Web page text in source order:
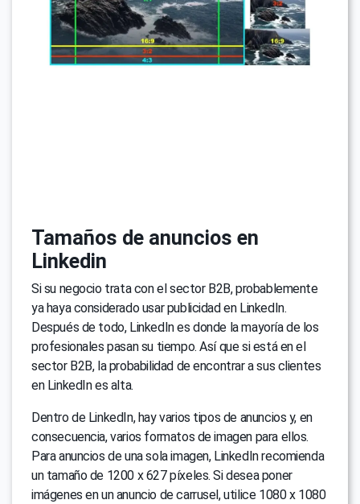
Tamaños de anuncios en
Linkedin
Si su negocio trata con el sector B2B, probablemente
ya haya considerado usar publicidad en LinkedIn.
Después de todo, LinkedIn es donde la mayoría de los
profesionales pasan su tiempo. Así que si está en el
sector B2B, la probabilidad de encontrar a sus clientes
en LinkedIn es alta.
Dentro de LinkedIn, hay varios tipos de anuncios y, en
consecuencia, varios formatos de imagen para ellos.
Para anuncios de una sola imagen, LinkedIn recomienda
un tamaño de 1200 x 627 píxeles. Si desea poner
imágenes en un anuncio de carrusel, utilice 1080 x 1080